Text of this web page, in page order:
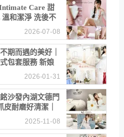
Care 甜
和潔淨 洗後不
2026-07-08
期而遇的美好｜
包套服務 新娘
2026-01-31
沙發內湖文德門
耐磨好清潔｜
CP值打造夢想
2025-11-08